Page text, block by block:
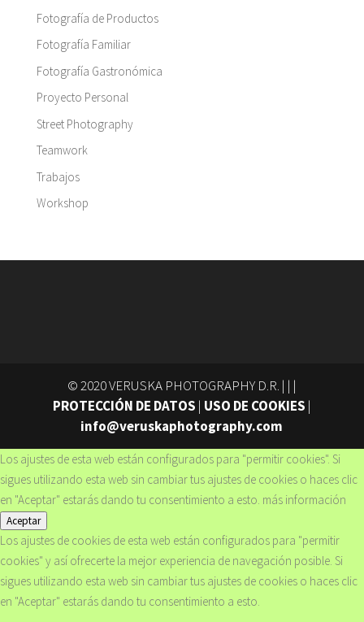
Fotografía de Productos
Fotografía Familiar
Fotografía Gastronómica
Proyecto Personal
Street Photography
Teamwork
Trabajos
Workshop
© 2020 VERUSKA PHOTOGRAPHY D.R. | | |
PROTECCIÓN DE DATOS | USO DE COOKIES |
info@veruskaphotography.com
Los ajustes de esta web están configurados para "permitir cookies". Si
sigues utilizando esta web sin cambiar tus ajustes de cookies o haces clic
en "Aceptar" estarás dando tu consentimiento a esto. más información
Aceptar
Los ajustes de cookies de esta web están configurados para "permitir
cookies" y así ofrecerte la mejor experiencia de navegación posible. Si
sigues utilizando esta web sin cambiar tus ajustes de cookies o haces clic
en "Aceptar" estarás dando tu consentimiento a esto.